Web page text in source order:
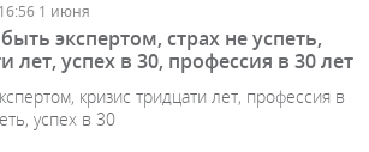
16:56 1 июня
экспертом, страх не успеть,
лет, успех в 30, профессия в 30 лет
кризис тридцати лет, профессия в
успех в 30